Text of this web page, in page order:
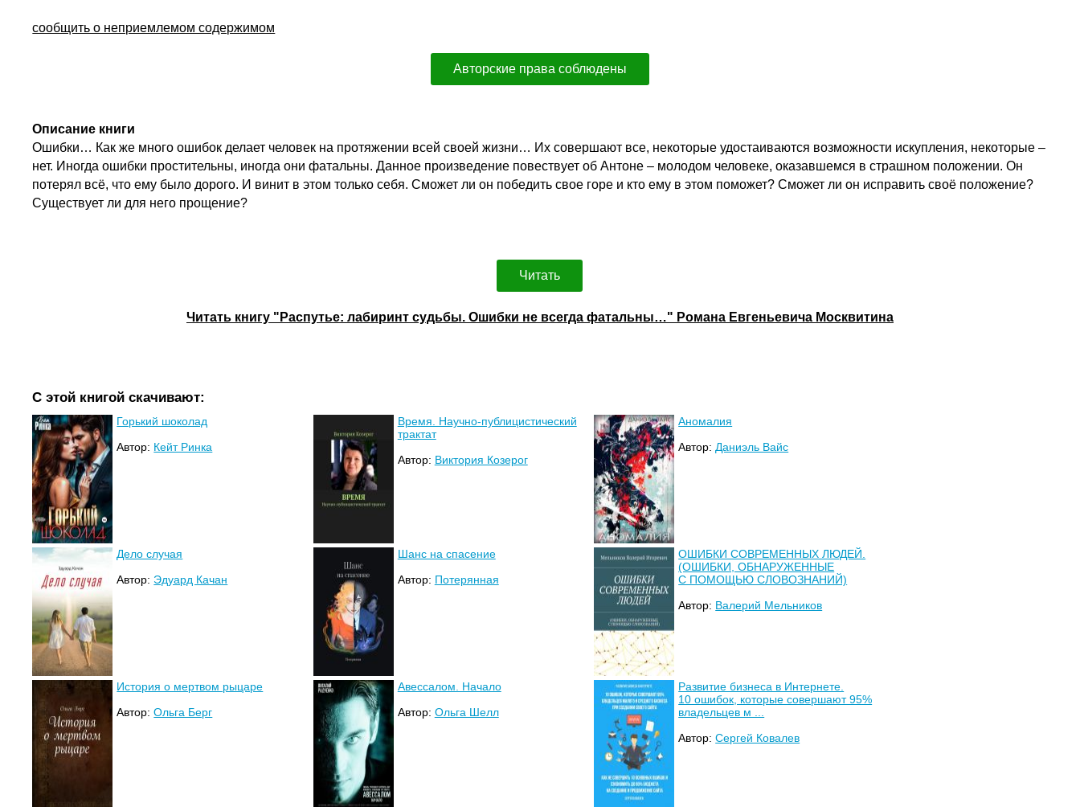
сообщить о неприемлемом содержимом
Авторские права соблюдены
Описание книги
Ошибки… Как же много ошибок делает человек на протяжении всей своей жизни… Их совершают все, некоторые удостаиваются возможности искупления, некоторые –
нет. Иногда ошибки простительны, иногда они фатальны. Данное произведение повествует об Антоне – молодом человеке, оказавшемся в страшном положении. Он
потерял всё, что ему было дорого. И винит в этом только себя. Сможет ли он победить свое горе и кто ему в этом поможет? Сможет ли он исправить своё положение?
Существует ли для него прощение?
Читать
Читать книгу "Распутье: лабиринт судьбы. Ошибки не всегда фатальны…" Романа Евгеньевича Москвитина
С этой книгой скачивают:
Горький шоколад
Автор: Кейт Ринка
Время. Научно-публицистический
трактат
Автор: Виктория Козерог
Аномалия
Автор: Даниэль Вайс
Дело случая
Автор: Эдуард Качан
Шанс на спасение
Автор: Потерянная
ОШИБКИ СОВРЕМЕННЫХ ЛЮДЕЙ.
(ОШИБКИ, ОБНАРУЖЕННЫЕ
С ПОМОЩЬЮ СЛОВОЗНАНИЙ)
Автор: Валерий Мельников
История о мертвом рыцаре
Автор:Ольга Берг
Авессалом. Начало
Автор: Ольга Шелл
Развитие бизнеса в Интернете.
10 ошибок, которые совершают 95%
владельцев м ...
Автор:Сергей Ковалев